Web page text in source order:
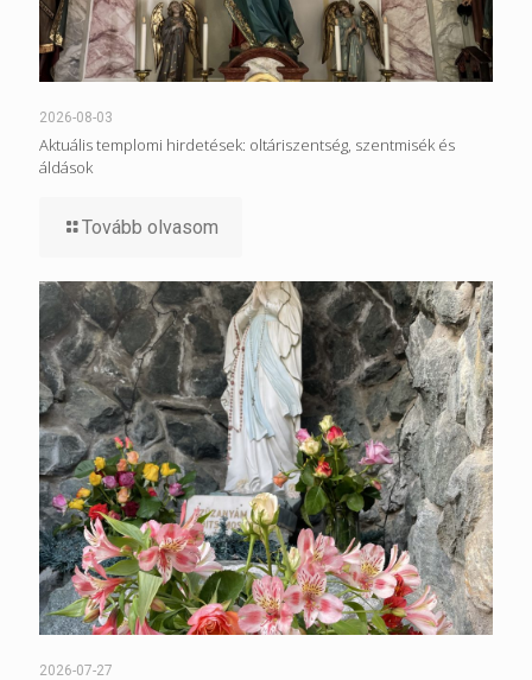
2026-08-03
Aktuális templomi hirdetések: oltáriszentség, szentmisék és
áldások
Tovább olvasom
2026-07-27